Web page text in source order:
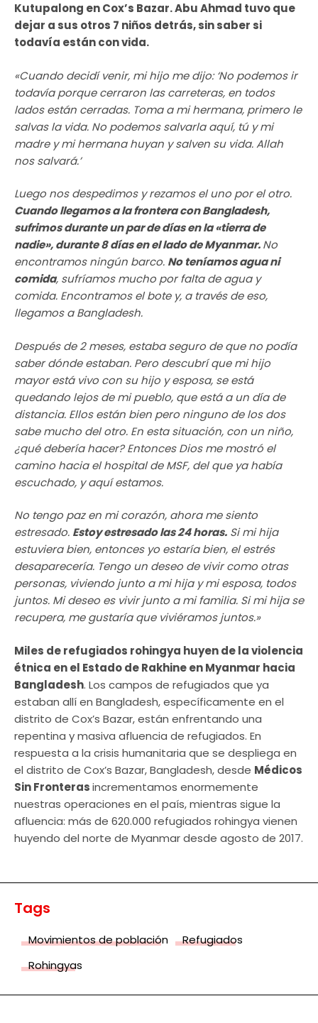
Kutupalong en Cox’s Bazar. Abu Ahmad tuvo que
dejar a sus otros 7 niños detrás, sin saber si
todavía están con vida.
«Cuando decidí venir, mi hijo me dijo: ‘No podemos ir
todavía porque cerraron las carreteras, en todos
lados están cerradas. Toma a mi hermana, primero le
salvas la vida. No podemos salvarla aquí, tú y mi
madre y mi hermana huyan y salven su vida. Allah
nos salvará.’
Luego nos despedimos y rezamos el uno por el otro.
Cuando llegamos a la frontera con Bangladesh,
sufrimos durante un par de días en la «tierra de
nadie», durante 8 días en el lado de Myanmar.No
encontramos ningún barco. No teníamos agua ni
comida, sufríamos mucho por falta de agua y
comida. Encontramos el bote y, a través de eso,
llegamos a Bangladesh.
Después de 2 meses, estaba seguro de que no podía
saber dónde estaban. Pero descubrí que mi hijo
mayor está vivo con su hijo y esposa, se está
quedando lejos de mi pueblo, que está a un día de
distancia. Ellos están bien pero ninguno de los dos
sabe mucho del otro. En esta situación, con un niño,
¿qué debería hacer? Entonces Dios me mostró el
camino hacia el hospital de MSF, del que ya había
escuchado, y aquí estamos.
No tengo paz en mi corazón, ahora me siento
estresado. Estoy estresado las 24 horas. Si mi hija
estuviera bien, entonces yo estaría bien, el estrés
desaparecería. Tengo un deseo de vivir como otras
personas, viviendo junto a mi hija y mi esposa, todos
juntos. Mi deseo es vivir junto a mi familia. Si mi hija se
recupera, me gustaría que viviéramos juntos.»
Miles de refugiados rohingya huyen de la violencia
étnica en el Estado de Rakhine en Myanmar hacia
Bangladesh. Los campos de refugiados que ya
estaban allí en Bangladesh, específicamente en el
distrito de Cox’s Bazar, están enfrentando una
repentina y masiva afluencia de refugiados. En
respuesta a la crisis humanitaria que se despliega en
el distrito de Cox’s Bazar, Bangladesh, desde Médicos
Sin Fronterasincrementamos enormemente
nuestras operaciones en el país, mientras sigue la
afluencia: más de 620.000 refugiados rohingya vienen
huyendo del norte de Myanmar desde agosto de 2017.
Tags
Movimientos de población
Refugiados
Rohingyas